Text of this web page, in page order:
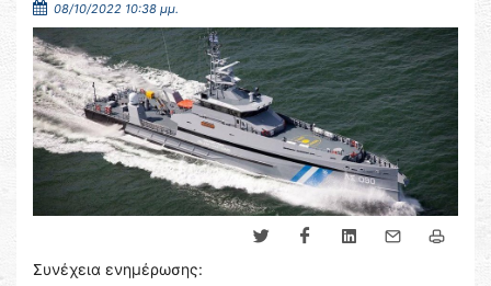
08/10/2022 10:38 μμ.
Συνέχεια ενημέρωσης: